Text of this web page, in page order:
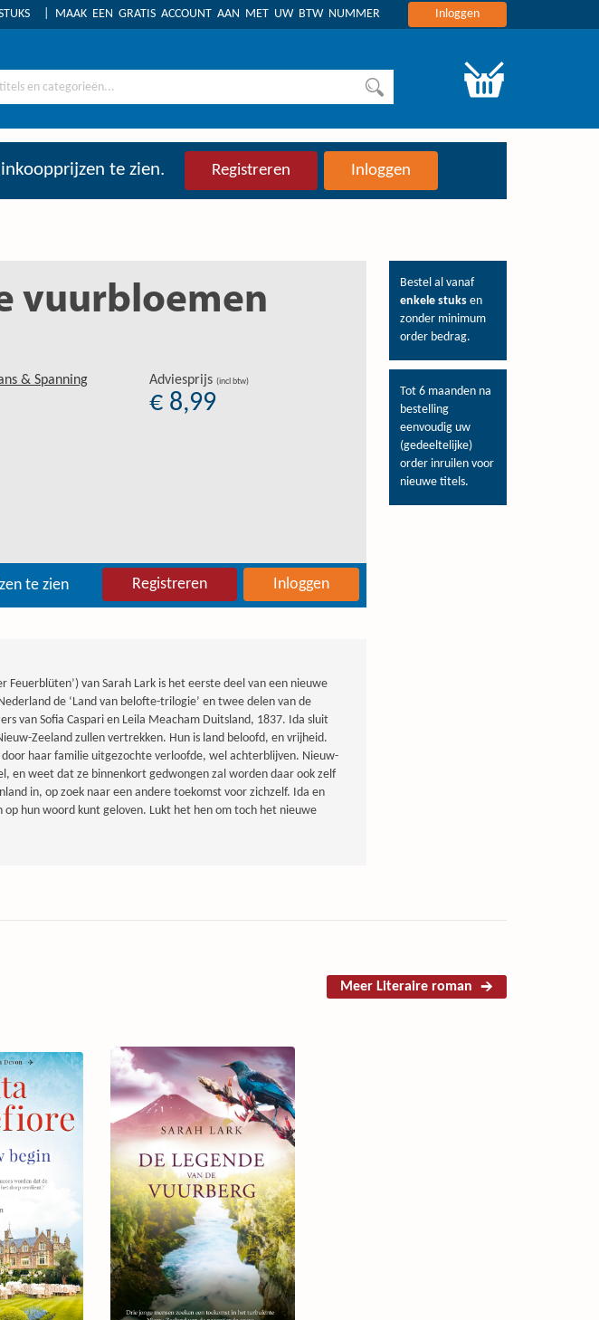
MAAK EEN GRATIS ACCOUNT AAN MET UW BTW NUMMER Inloggen
te zien. Registreren Inloggen
Bestel al vanaf
enkele stuks en
zonder minimum
order bedrag.
Tot 6 maanden na
bestelling
eenvoudig uw
(gedeeltelijke)
order inruilen voor
nieuwe titels.
vuurbloemen
& Spanning Adviesprijs (incl btw)
€ 8,99
te zien Registreren Inloggen
Feuerblüten’) van Sarah Lark is het eerste deel van een nieuwe
de ‘Land van belofte-trilogie’ en twee delen van de
van Sofia Caspari en Leila Meacham Duitsland, 1837. Ida sluit
Zeeland zullen vertrekken. Hun is land beloofd, en vrijheid.
haar familie uitgezochte verloofde, wel achterblijven. Nieuw-
en weet dat ze binnenkort gedwongen zal worden daar ook zelf
in, op zoek naar een andere toekomst voor zichzelf. Ida en
hun woord kunt geloven. Lukt het hen om toch het nieuwe
Meer Literaire roman